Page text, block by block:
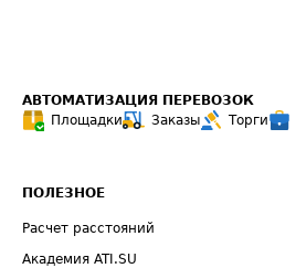
АВТОМАТИЗАЦИЯ ПЕРЕВОЗОК
Площадки
Заказы Торги
ПОЛЕЗНОЕ
Расчет расстояний
Академия ATI.SU